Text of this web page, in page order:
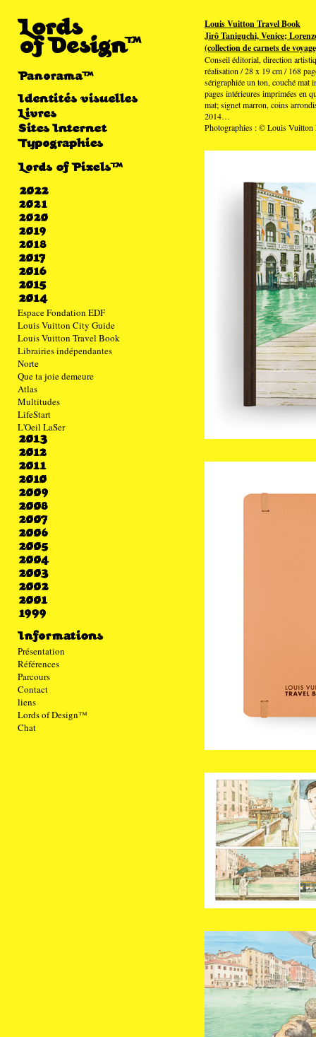
Espace Fondation EDF
Louis Vuitton City Guide
Louis Vuitton Travel Book
Librairies indépendantes
Norte
Que ta joie demeure
Atlas
Multitudes
LifeStart
L'Oeil LaSer
Présentation
Références
Parcours
Contact
liens
Lords of Design™
Chat
Louis Vuitton Travel Book
Jirô Taniguchi, Venice;
(collection de carnets de
Conseil éditorial, direction
réalisation / 28 x 19 cm / 168
sérigraphiée un ton, couché mat
pages intérieures imprimées en
mat; signet marron, coins
2014…
Photographies : © Louis Vuitton